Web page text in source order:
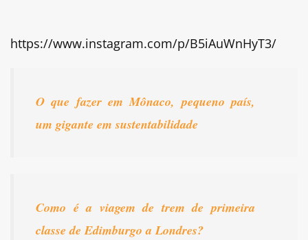
https://www.instagram.com/p/B5iAuWnHyT3/
O que fazer em Mônaco, pequeno país,
um gigante em sustentabilidade
Como é a viagem de trem de primeira
classe de Edimburgo a Londres?